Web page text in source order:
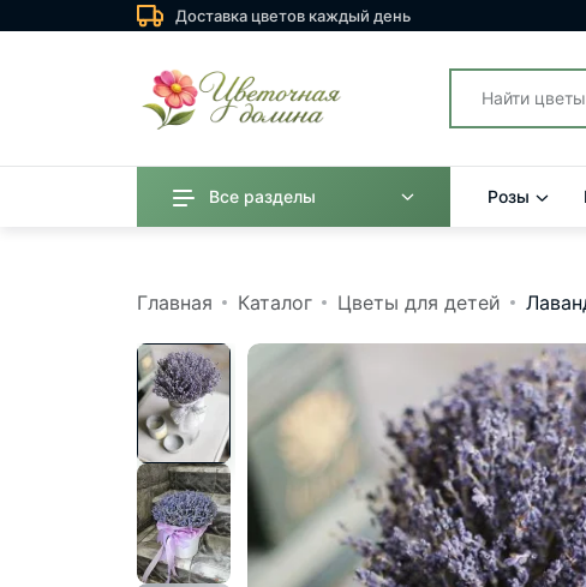
Доставка цветов каждый день
Все разделы Розы
Главная Каталог Цветы для детей